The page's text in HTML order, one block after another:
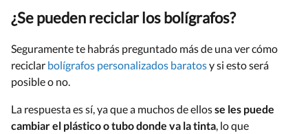
¿Se pueden reciclar los bolígrafos?
Seguramente te habrás preguntado más de una ver cómo
reciclar bolígrafos personalizados baratosy si esto será
posible o no.
La respuesta es sí, ya que a muchos de ellosse les puede
cambiar el plástico o tubo donde va la tinta , lo que